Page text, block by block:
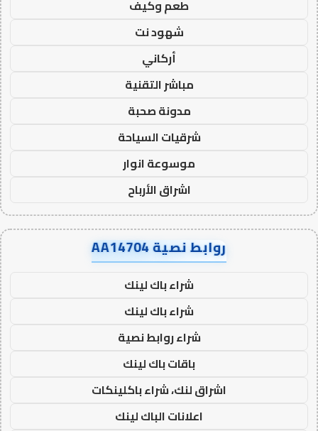
طعم وكيف
شهود نت
أركاني
مباشر التقنية
مدونة صحبة
شرقيات السياحة
موسوعة انوار
اشراق الأرباح
روابط نصية AA14704
شراء باك لينك
شراء باك لينك
شراء روابط نصية
باقات باك لينك
اشراق لنك، شراء باكلينكات
اعلانات الباك لينك